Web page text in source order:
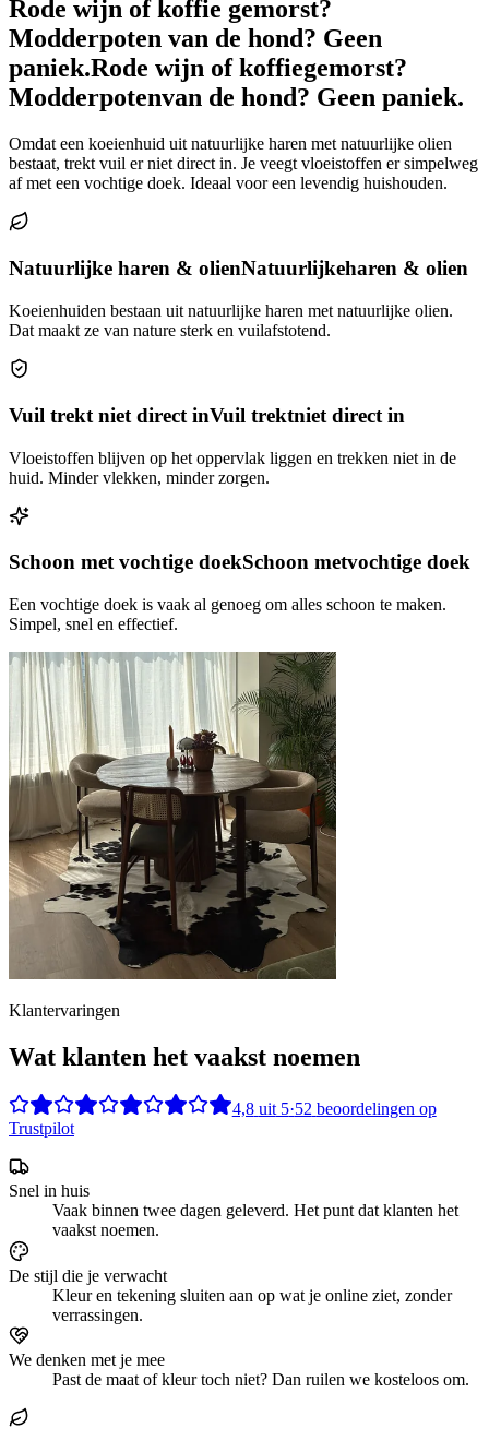
Rode wijn of koffie gemorst?
Modderpoten van de hond? Geen
paniek.Rode wijn of koffiegemorst?
Modderpotenvan de hond? Geen paniek.
Omdat een koeienhuid uit natuurlijke haren met natuurlijke olien
bestaat, trekt vuil er niet direct in. Je veegt vloeistoffen er simpelweg
af met een vochtige doek. Ideaal voor een levendig huishouden.
Natuurlijke haren & olienNatuurlijkeharen & olien
Koeienhuiden bestaan uit natuurlijke haren met natuurlijke olien.
Dat maakt ze van nature sterk en vuilafstotend.
Vuil trekt niet direct inVuil trektniet direct in
Vloeistoffen blijven op het oppervlak liggen en trekken niet in de
huid. Minder vlekken, minder zorgen.
Schoon met vochtige doekSchoon metvochtige doek
Een vochtige doek is vaak al genoeg om alles schoon te maken.
Simpel, snel en effectief.
Klantervaringen
Wat klanten het vaakst noemen
4,8 uit5·52 beoordelingen op
Trustpilot
Snel in huis
Vaak binnen twee dagen geleverd. Het punt dat klanten het
vaakst noemen.
De stijl die je verwacht
Kleur en tekening sluiten aan op wat je online ziet, zonder
verrassingen.
We denken met je mee
Past de maat of kleur toch niet? Dan ruilen we kosteloos om.